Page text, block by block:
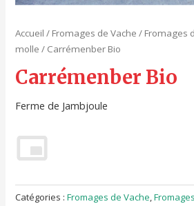
Accueil / Fromages de Vache / Fromages
molle / Carrémenber Bio
Carrémenber Bio
Ferme de Jambjoule
Catégories :Fromages de Vache,